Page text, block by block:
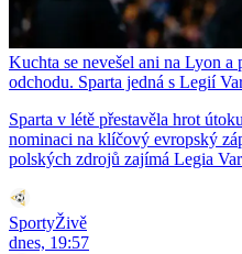
Kuchta se nevešel ani na Lyon
odchodu. Sparta jedná s Legií
Sparta v létě přestavěla hrot
nominaci na klíčový evropský
polských zdrojů zajímá Legia
SportyŽivě
dnes, 19:57